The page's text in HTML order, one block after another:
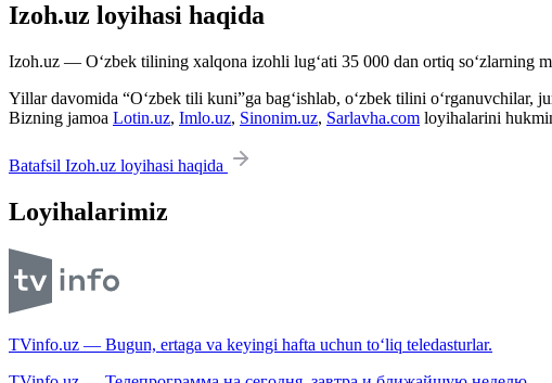
Izoh.uz loyihasi haqida
Izoh.uz — O‘zbek tilining xalqona izohli lug‘ati 35 000 dan ortiq so‘zlarning
Yillar davomida “O‘zbek tili kuni”ga bag‘ishlab, o‘zbek tilini o‘rganuvchilar,
Bizning jamoa Lotin.uz, Imlo.uz, Sinonim.uz, Sarlavha.com loyihalarini
Batafsil Izoh.uz loyihasi haqida
Loyihalarimiz
TVinfo.uz — Bugun, ertaga va keyingi hafta uchun to‘liq teledasturlar.